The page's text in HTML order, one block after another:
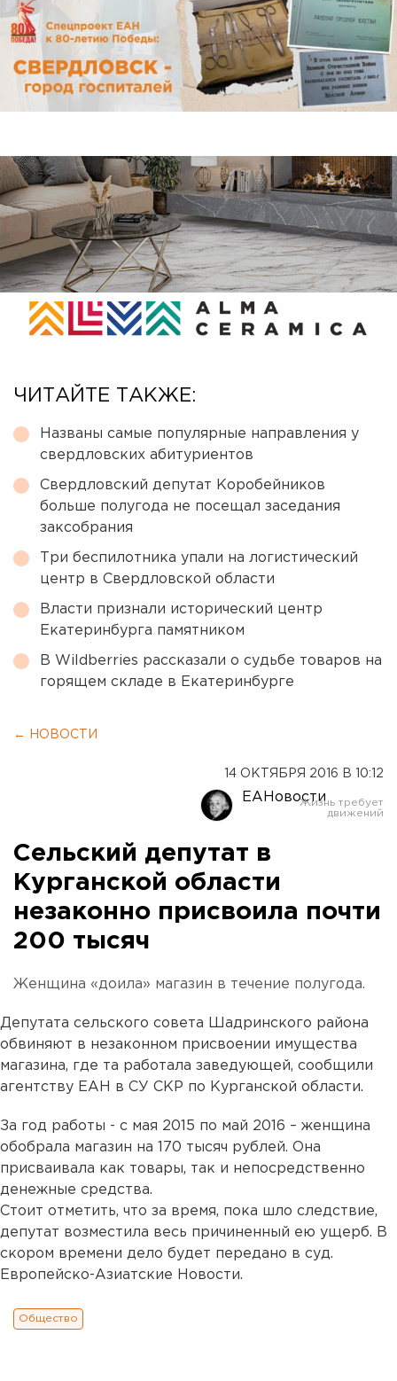
ЧИТАЙТЕ ТАКЖЕ:
Названы самые популярные направления у
свердловских абитуриентов
Свердловский депутат Коробейников
больше полугода не посещал заседания
заксобрания
Три беспилотника упали на логистический
центр в Свердловской области
Власти признали исторический центр
Екатеринбурга памятником
В Wildberries рассказали о судьбе товаров на
горящем складе в Екатеринбурге
← НОВОСТИ
14 ОКТЯБРЯ 2016 В 10:12
ЕАНовости
Сельский депутат в
Курганской области
незаконно присвоила почти
200 тысяч
Женщина «доила» магазин в течение полугода.
Депутата сельского совета Шадринского района
обвиняют в незаконном присвоении имущества
магазина, где та работала заведующей, сообщили
агентству ЕАН в СУ СКР по Курганской области.
За год работы - с мая 2015 по май 2016 – женщина
обобрала магазин на 170 тысяч рублей. Она
присваивала как товары, так и непосредственно
денежные средства.
Стоит отметить, что за время, пока шло следствие,
депутат возместила весь причиненный ею ущерб. В
скором времени дело будет передано в суд.
Европейско-Азиатские Новости.
Общество